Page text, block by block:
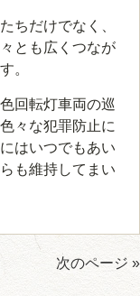
ちだけでなく、
とも広くつなが
。
回転灯車両の巡
々な犯罪防止に
はいつでもあい
も維持してまい
次のページ »